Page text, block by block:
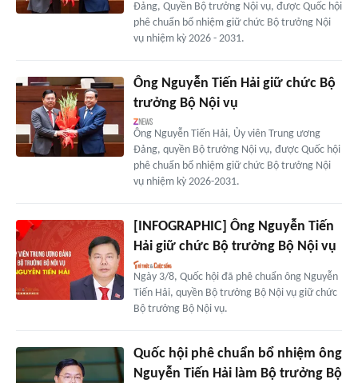
Đảng, Quyền Bộ trưởng Nội vụ, được Quốc hội
phê chuẩn bổ nhiệm giữ chức Bộ trưởng Nội
vụ nhiệm kỳ 2026 - 2031.
Ông Nguyễn Tiến Hải giữ chức Bộ
trưởng Bộ Nội vụ
Ông Nguyễn Tiến Hải, Ủy viên Trung ương
Đảng, quyền Bộ trưởng Nội vụ, được Quốc hội
phê chuẩn bổ nhiệm giữ chức Bộ trưởng Nội
vụ nhiệm kỳ 2026-2031.
[INFOGRAPHIC] Ông Nguyễn Tiến
Hải giữ chức Bộ trưởng Bộ Nội vụ
Ngày 3/8, Quốc hội đã phê chuẩn ông Nguyễn
Tiến Hải, quyền Bộ trưởng Bộ Nội vụ giữ chức
Bộ trưởng Bộ Nội vụ.
Quốc hội phê chuẩn bổ nhiệm ông
Nguyễn Tiến Hải làm Bộ trưởng Bộ